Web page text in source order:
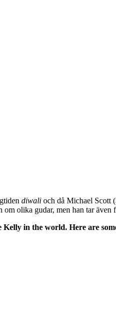
diwali och då Michael Scott
olika gudar, men han tar även
in the world. Here are